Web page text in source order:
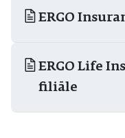
ERGO
ERGO Life
filiāle